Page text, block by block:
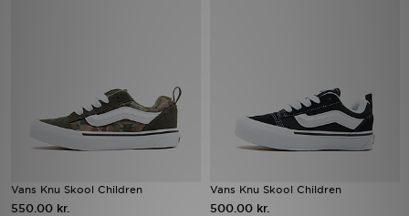
Vans Knu Skool Children
550.00 kr.
Vans Knu Skool Children
500.00 kr.
Mine beskeder
Hjælp & information
JD Blog